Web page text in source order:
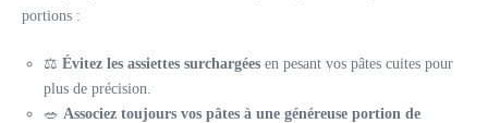
portions :
⚖️ Évitez les assiettes surchargées en pesant vos pâtes cuites pour
plus de précision.
🥗 Associez toujours vos pâtes à une généreuse portion de